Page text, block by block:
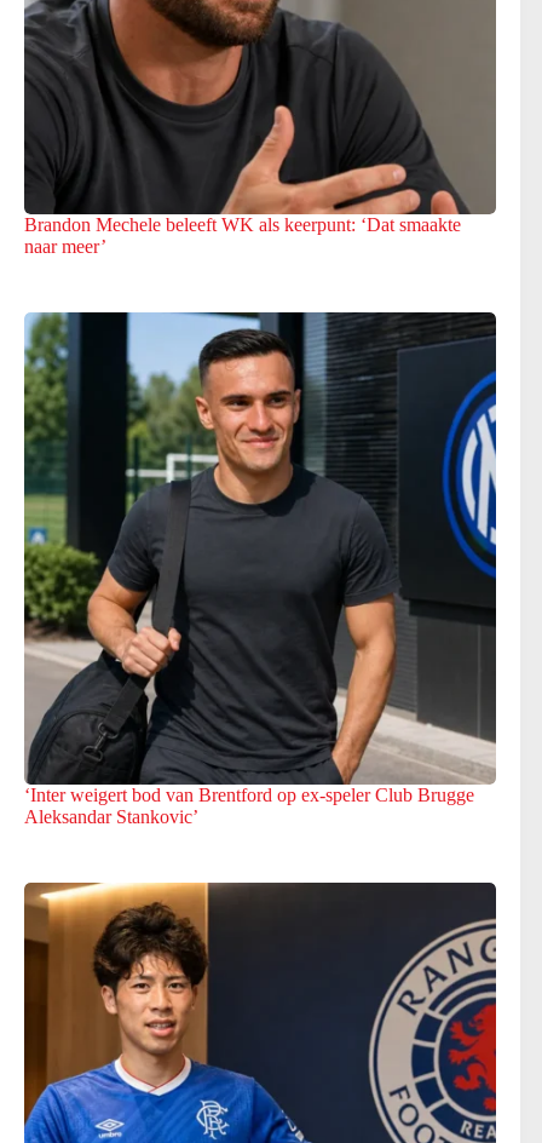
Brandon Mechele beleeft WK als keerpunt: ‘Dat smaakte
naar meer’
‘Inter weigert bod van Brentford op ex-speler Club Brugge
Aleksandar Stankovic’